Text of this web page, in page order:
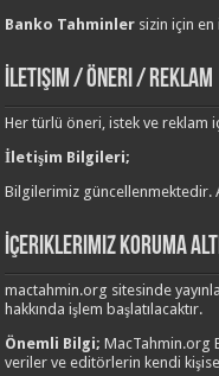
Banko Tahminler sizin için en
İletişim / Öneri / Reklam
Her türlü öneri, istek ve reklam
İletişim Bilgileri;
Bilgilerimiz güncellenmektedir.
İçeriklerimiz Koruma
mactahmin.org sitesinde
hakkında işlem başlatılacaktır.
Önemli Bilgi;MacTahmin.org
veriler ve editörlerin kendi